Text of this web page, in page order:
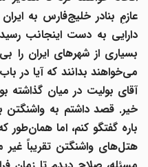
عازمِ بنادر خلیجفارس به ایران
دارایی به دست اینجانب
بسیاری از شهرهای ایران را بی
میخواهند بدانند که آیا در
آقای بولیت در میان گذاشته
خیر. قصد داشتم به واشنگتن
باره گفتگو کنم، اما همانطور که
هتلهای واشنگتن تقریباً غیر